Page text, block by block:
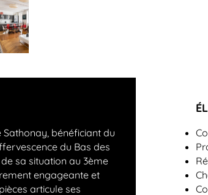
bénéficiant du
du Bas des
sa situation au 3ème
engageante et
articule ses